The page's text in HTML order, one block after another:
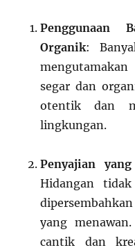
Penggunaan
Organik:
segar dan
otentik dan
lingkungan.
Penyajian
Hidangan
yang
cantik dan